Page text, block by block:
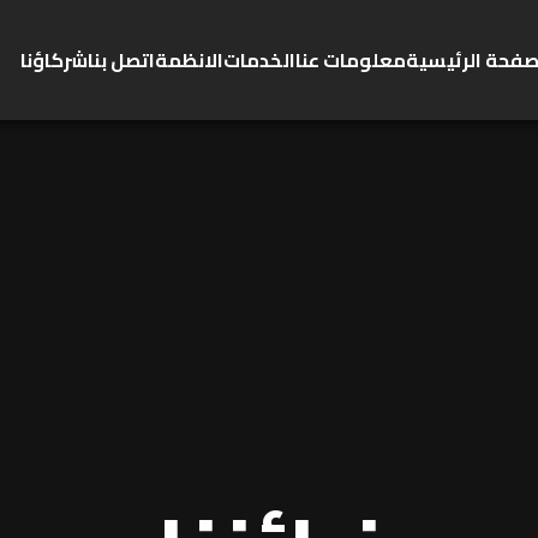
الرئيسيةمعلومات عناالخدماتالانظمةاتصل بناشركاؤنا